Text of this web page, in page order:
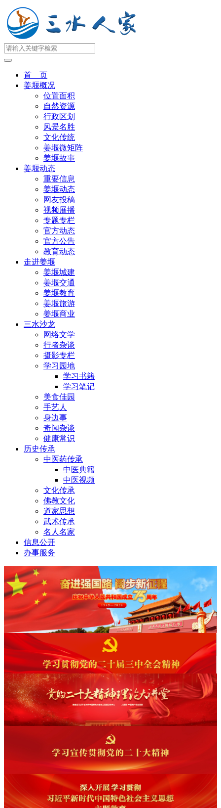
首 页
姜堰概况
位置面积
自然资源
行政区划
风景名胜
文化传统
姜堰微矩阵
姜堰故事
姜堰动态
重要信息
姜堰动态
网友投稿
视频展播
专题专栏
官方动态
官方公告
教育动态
走进姜堰
姜堰城建
姜堰交通
姜堰教育
姜堰旅游
姜堰商业
三水沙龙
网络文学
行者杂谈
摄影专栏
学习园地
学习书籍
学习笔记
美食佳园
手艺人
身边事
奇闻杂谈
健康常识
历史传承
中医药传承
中医典籍
中医视频
文化传承
佛教文化
道家思想
武术传承
名人名家
信息公开
办事服务